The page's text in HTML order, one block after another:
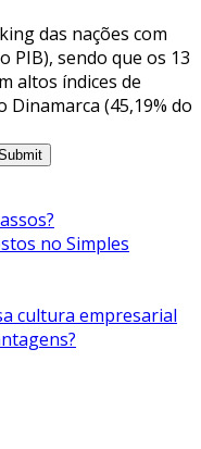
das nações com
PIB), sendo que os 13
altos índices de
(45,19% do
no Simples
cultura empresarial